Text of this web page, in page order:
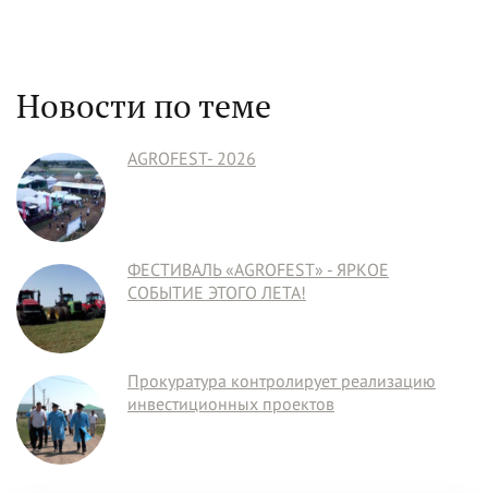
Новости по теме
AGROFEST- 2026
ФЕСТИВАЛЬ «AGROFEST» - ЯРКОЕ
СОБЫТИЕ ЭТОГО ЛЕТА!
Прокуратура контролирует реализацию
инвестиционных проектов